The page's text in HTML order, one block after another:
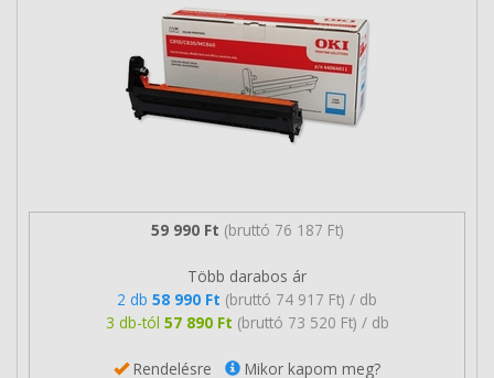
59 990 Ft (bruttó 76 187 Ft)
Több darabos ár
2 db 58 990 Ft (bruttó 74 917 Ft) / db
3 db-tól 57 890 Ft (bruttó 73 520 Ft) / db
Rendelésre Mikor kapom meg?